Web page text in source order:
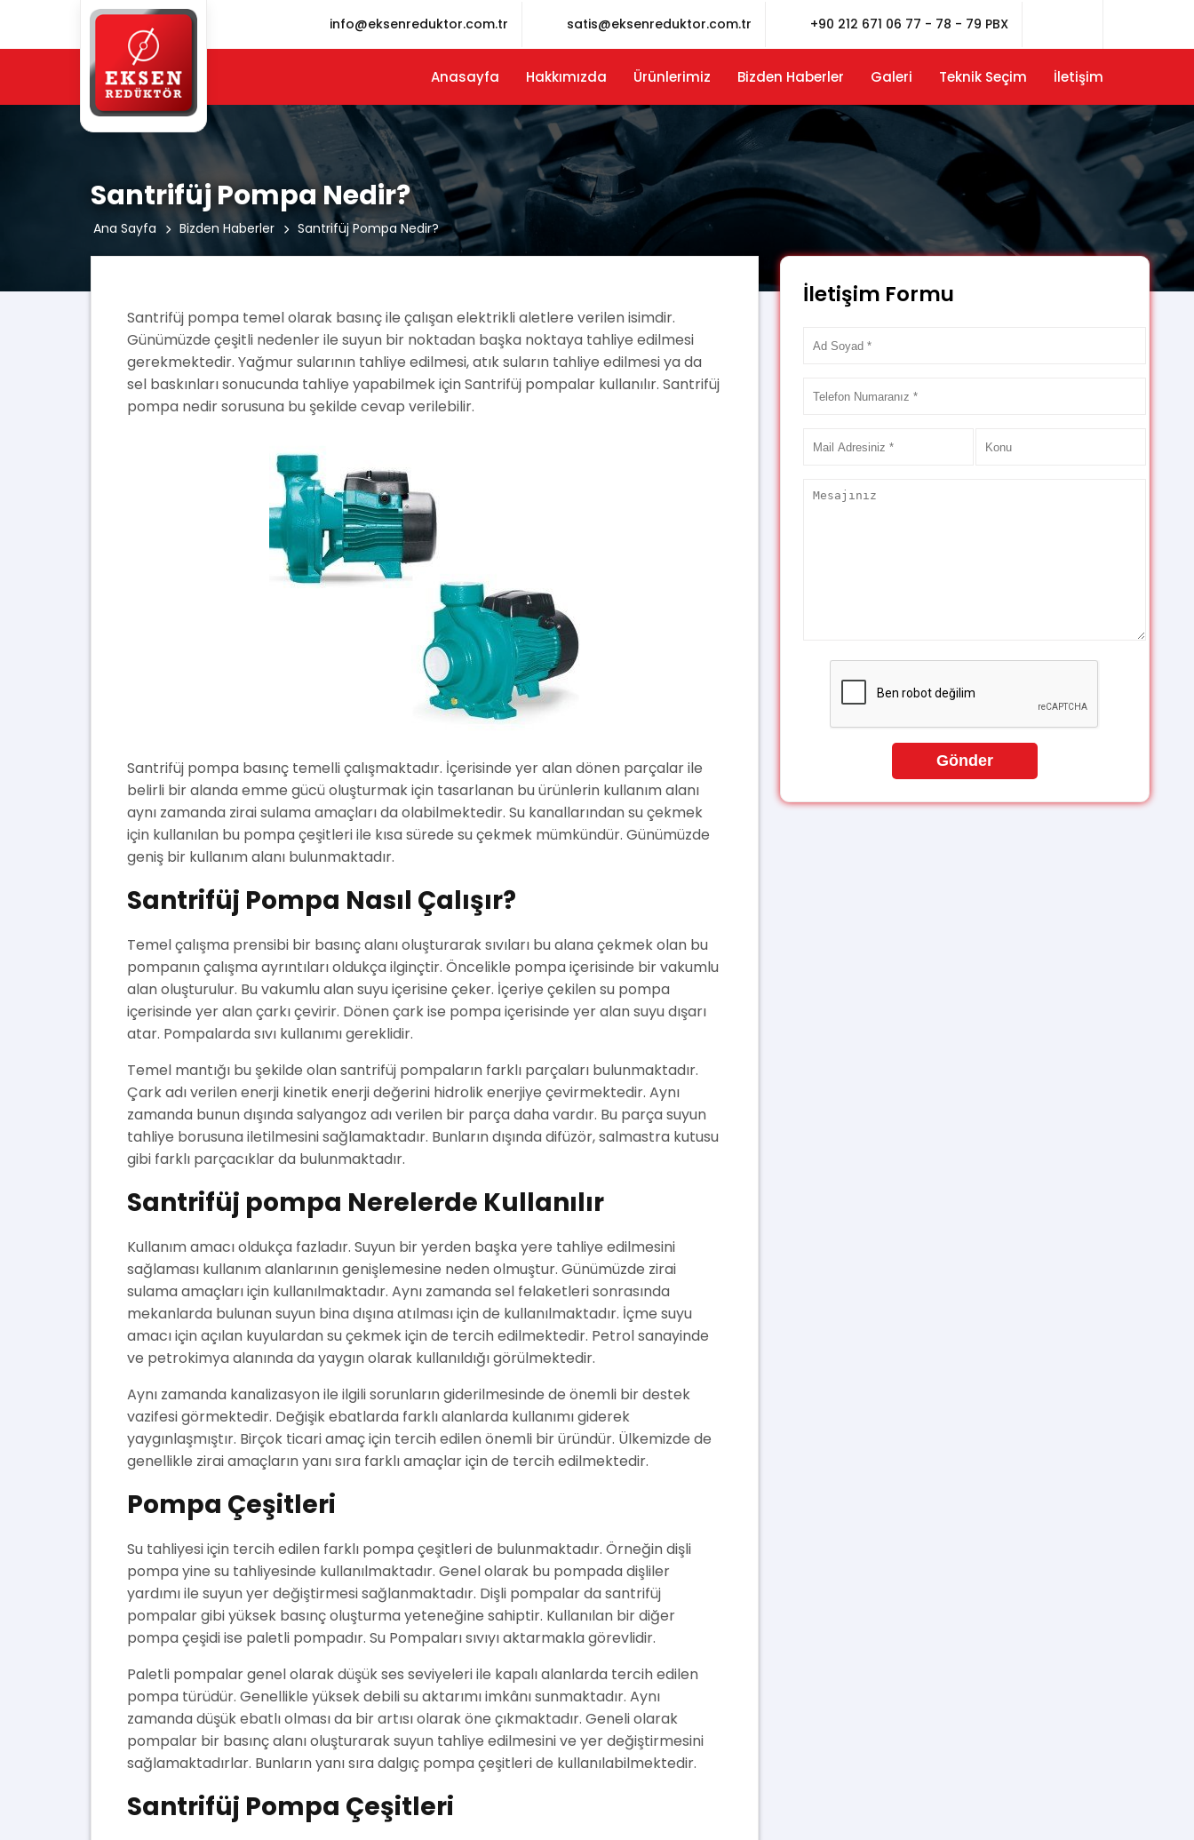
info@eksenreduktor.com.tr satis@eksenreduktor.com.tr +90 212 671 06 77 - 78 - 79 PBX
Anasayfa Hakkımızda Ürünlerimiz Bizden Haberler Galeri Teknik Seçim İletişim
Santrifüj Pompa Nedir?
Ana Sayfa Bizden Haberler Santrifüj Pompa Nedir?
Santrifüj pompa temel olarak basınç ile çalışan elektrikli aletlere verilen isimdir.
Günümüzde çeşitli nedenler ile suyun bir noktadan başka noktaya tahliye edilmesi
gerekmektedir. Yağmur sularının tahliye edilmesi, atık suların tahliye edilmesi ya da
sel baskınları sonucunda tahliye yapabilmek için Santrifüj pompalar kullanılır. Santrifüj
pompa nedir sorusuna bu şekilde cevap verilebilir.
Santrifüj pompa basınç temelli çalışmaktadır. İçerisinde yer alan dönen parçalar ile
belirli bir alanda emme gücü oluşturmak için tasarlanan bu ürünlerin kullanım alanı
aynı zamanda zirai sulama amaçları da olabilmektedir. Su kanallarından su çekmek
için kullanılan bu pompa çeşitleri ile kısa sürede su çekmek mümkündür. Günümüzde
geniş bir kullanım alanı bulunmaktadır.
Santrifüj Pompa Nasıl Çalışır?
Temel çalışma prensibi bir basınç alanı oluşturarak sıvıları bu alana çekmek olan bu
pompanın çalışma ayrıntıları oldukça ilginçtir. Öncelikle pompa içerisinde bir vakumlu
alan oluşturulur. Bu vakumlu alan suyu içerisine çeker. İçeriye çekilen su pompa
içerisinde yer alan çarkı çevirir. Dönen çark ise pompa içerisinde yer alan suyu dışarı
atar. Pompalarda sıvı kullanımı gereklidir.
Temel mantığı bu şekilde olan santrifüj pompaların farklı parçaları bulunmaktadır.
Çark adı verilen enerji kinetik enerji değerini hidrolik enerjiye çevirmektedir. Aynı
zamanda bunun dışında salyangoz adı verilen bir parça daha vardır. Bu parça suyun
tahliye borusuna iletilmesini sağlamaktadır. Bunların dışında difüzör, salmastra kutusu
gibi farklı parçacıklar da bulunmaktadır.
Santrifüj pompa Nerelerde Kullanılır
Kullanım amacı oldukça fazladır. Suyun bir yerden başka yere tahliye edilmesini
sağlaması kullanım alanlarının genişlemesine neden olmuştur. Günümüzde zirai
sulama amaçları için kullanılmaktadır. Aynı zamanda sel felaketleri sonrasında
mekanlarda bulunan suyun bina dışına atılması için de kullanılmaktadır. İçme suyu
amacı için açılan kuyulardan su çekmek için de tercih edilmektedir. Petrol sanayinde
ve petrokimya alanında da yaygın olarak kullanıldığı görülmektedir.
Aynı zamanda kanalizasyon ile ilgili sorunların giderilmesinde de önemli bir destek
vazifesi görmektedir. Değişik ebatlarda farklı alanlarda kullanımı giderek
yaygınlaşmıştır. Birçok ticari amaç için tercih edilen önemli bir üründür. Ülkemizde de
genellikle zirai amaçların yanı sıra farklı amaçlar için de tercih edilmektedir.
Pompa Çeşitleri
Su tahliyesi için tercih edilen farklı pompa çeşitleri de bulunmaktadır. Örneğin dişli
pompa yine su tahliyesinde kullanılmaktadır. Genel olarak bu pompada dişliler
yardımı ile suyun yer değiştirmesi sağlanmaktadır. Dişli pompalar da santrifüj
pompalar gibi yüksek basınç oluşturma yeteneğine sahiptir. Kullanılan bir diğer
pompa çeşidi ise paletli pompadır. Su Pompaları sıvıyı aktarmakla görevlidir.
Paletli pompalar genel olarak düşük ses seviyeleri ile kapalı alanlarda tercih edilen
pompa türüdür. Genellikle yüksek debili su aktarımı imkânı sunmaktadır. Aynı
zamanda düşük ebatlı olması da bir artısı olarak öne çıkmaktadır. Geneli olarak
pompalar bir basınç alanı oluşturarak suyun tahliye edilmesini ve yer değiştirmesini
sağlamaktadırlar. Bunların yanı sıra dalgıç pompa çeşitleri de kullanılabilmektedir.
Santrifüj Pompa Çeşitleri
İletişim Formu
Gönder